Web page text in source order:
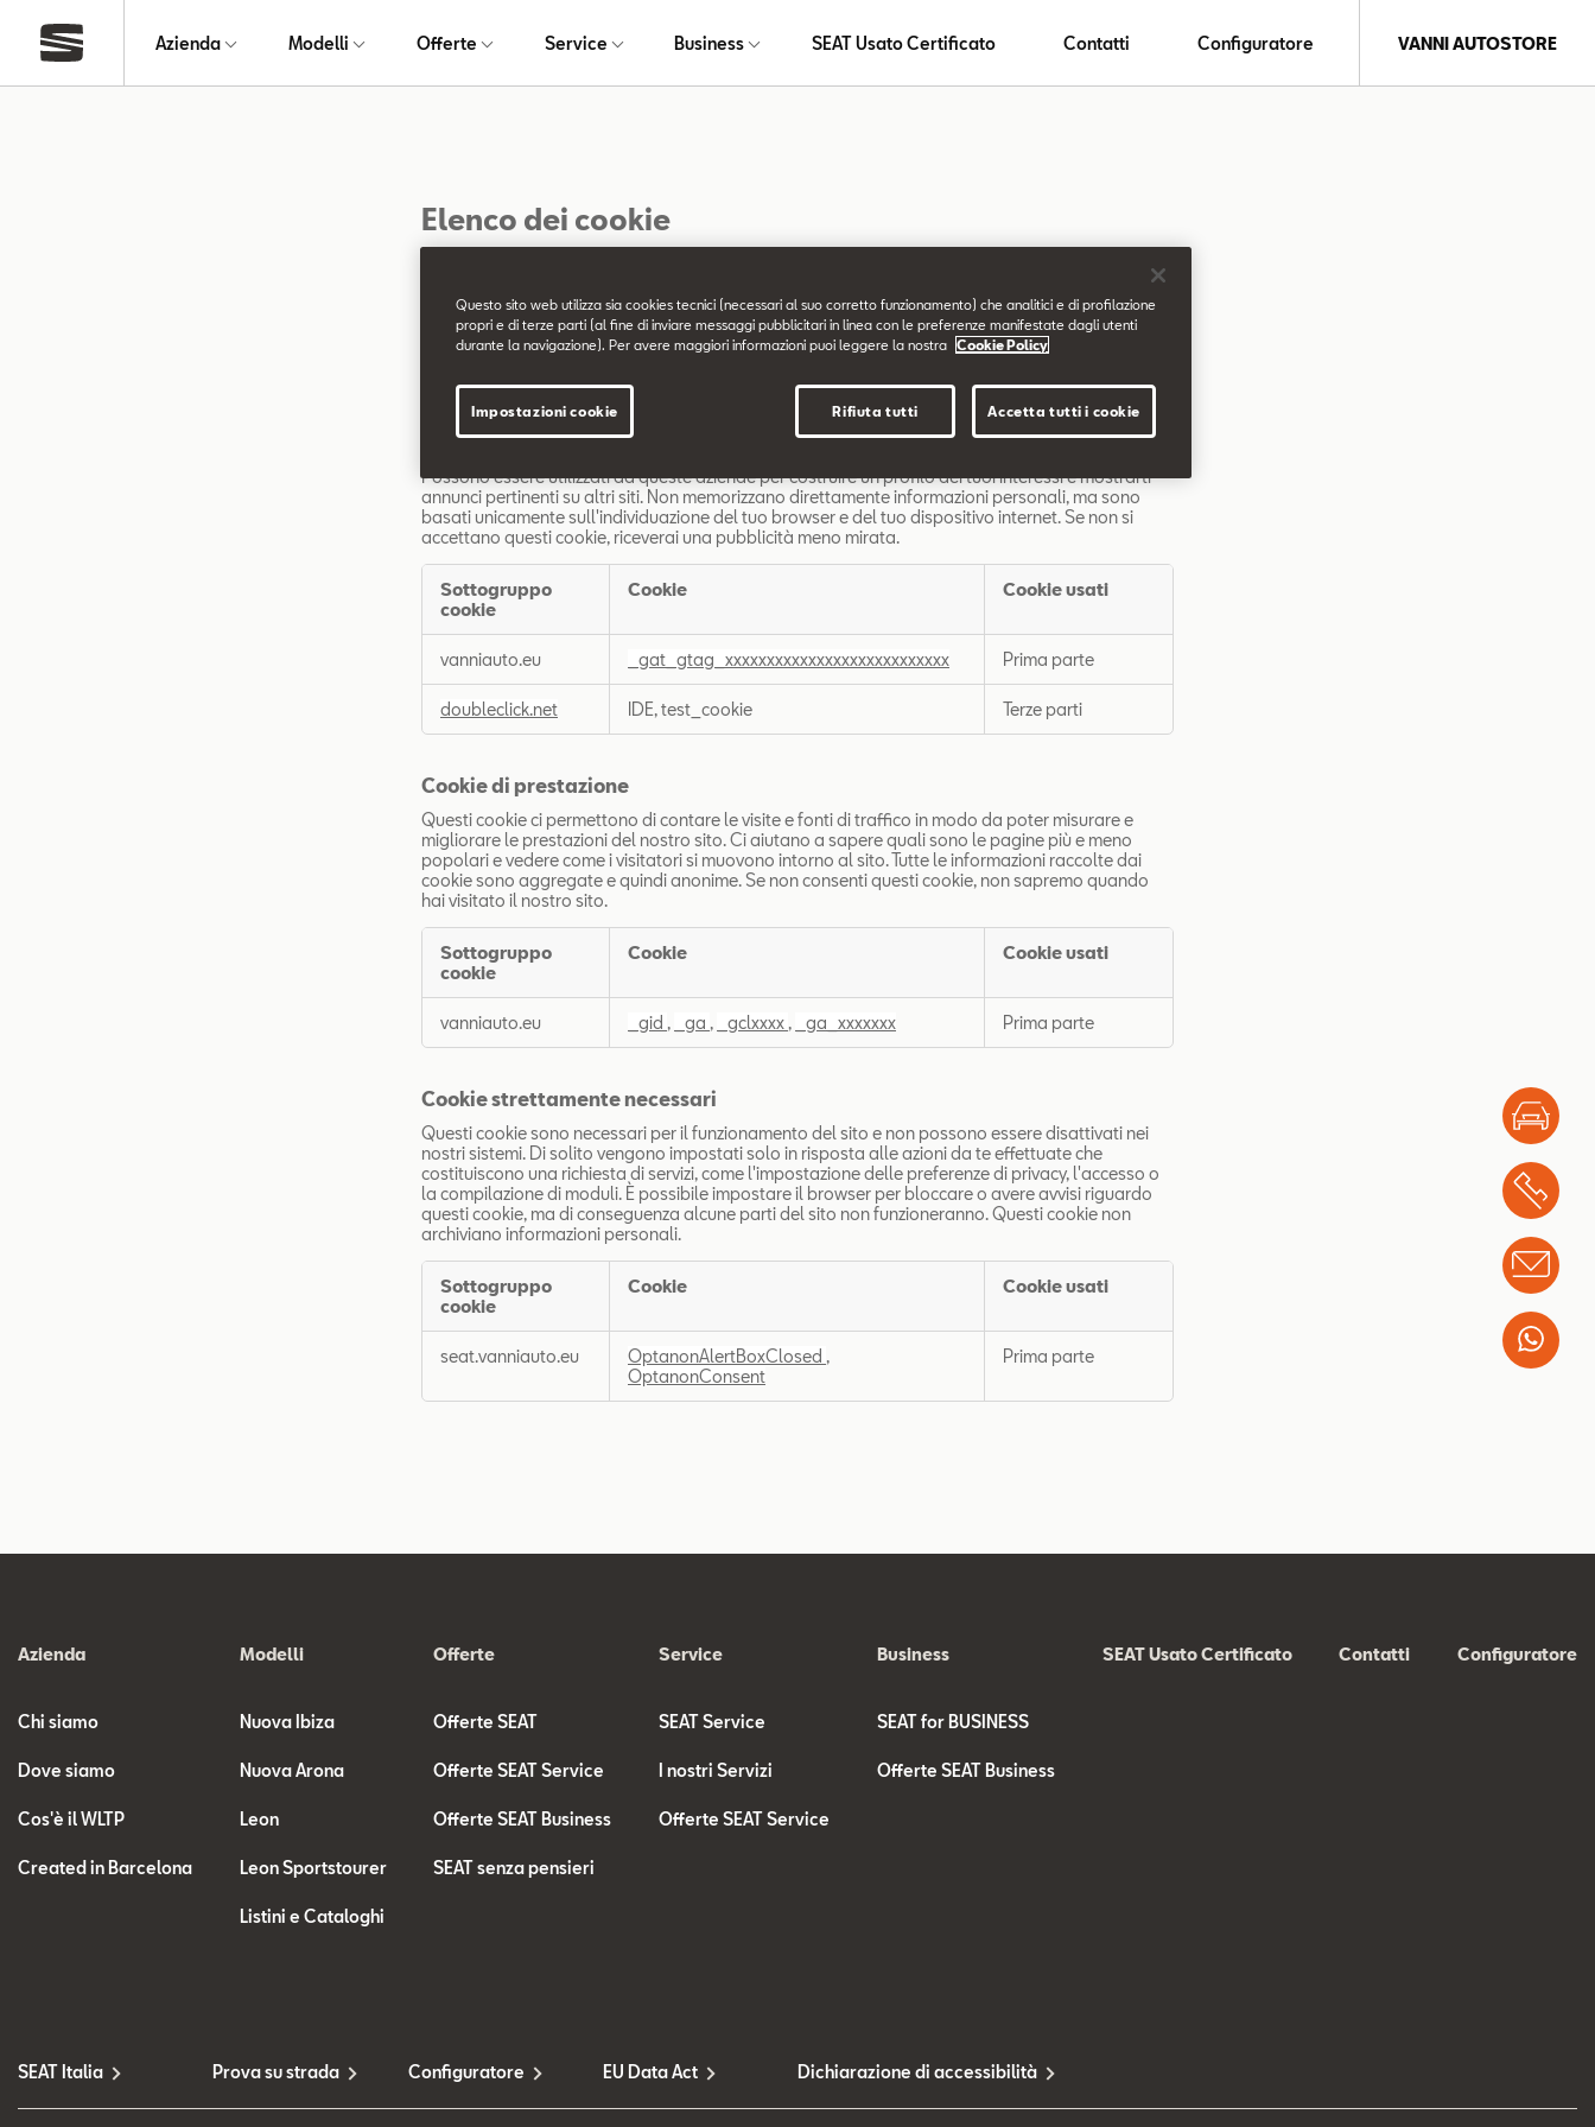
Azienda Modelli Offerte Service Business SEAT Usato Certificato Contatti Configuratore VANNI AUTOSTORE
Elenco dei cookie
chiede al browser di memorizzare sul dispositivo per ricordare le sue informazioni, quali la lingua
preferita o i dati di accesso. Questi cookie sono da noi impostati e denominati cookie di prima
parte. Utilizziamo inoltre cookie di terza parte - ovvero i cookie di un dominio diverso da quello del
utilizziamo i cookie e altre tecnologie di tracciamento per i seguenti scopi:
Cookie per pubblicità mirata
Possono essere utilizzati da queste aziende per costruire un profilo dei tuoi interessi e mostrarti
annunci pertinenti su altri siti. Non memorizzano direttamente informazioni personali, ma sono
basati unicamente sull'individuazione del tuo browser e del tuo dispositivo internet. Se non si
accettano questi cookie, riceverai una pubblicità meno mirata.
per
pubblicità
mirata
Sottogruppo
cookie
Cookie Cookie usati
vanniauto.eu _gat_gtag_xxxxxxxxxxxxxxxxxxxxxxxxxxx Prima parte
doubleclick.net IDE, test_cookie Terze parti
Cookie di prestazione
Questi cookie ci permettono di contare le visite e fonti di traffico in modo da poter misurare e
migliorare le prestazioni del nostro sito. Ci aiutano a sapere quali sono le pagine più e meno
popolari e vedere come i visitatori si muovono intorno al sito. Tutte le informazioni raccolte dai
cookie sono aggregate e quindi anonime. Se non consenti questi cookie, non sapremo quando
hai visitato il nostro sito.
prestazione
Sottogruppo
cookie
Cookie Cookie usati
vanniauto.eu _gid , _ga , _gclxxxx , _ga_xxxxxxx Prima parte
Cookie strettamente necessari
Questi cookie sono necessari per il funzionamento del sito e non possono essere disattivati ​​nei
nostri sistemi. Di solito vengono impostati solo in risposta alle azioni da te effettuate che
costituiscono una richiesta di servizi, come l'impostazione delle preferenze di privacy, l'accesso o
la compilazione di moduli. È possibile impostare il browser per bloccare o avere avvisi riguardo
questi cookie, ma di conseguenza alcune parti del sito non funzioneranno. Questi cookie non
archiviano informazioni personali.
strettamente
Sottogruppo
cookie
Cookie Cookie usati
seat.vanniauto.eu OptanonAlertBoxClosed ,
OptanonConsent
Prima parte
Azienda
Chi siamo
Dove siamo
Cos'è il WLTP
Created in Barcelona
Modelli
Nuova Ibiza
Nuova Arona
Leon
Leon Sportstourer
Listini e Cataloghi
Offerte
Offerte SEAT
Offerte SEAT Service
Offerte SEAT Business
SEAT senza pensieri
Service
SEAT Service
I nostri Servizi
Offerte SEAT Service
Business
SEAT for BUSINESS
Offerte SEAT Business
SEAT Usato Certificato Contatti Configuratore
SEAT Italia Prova su strada Configuratore EU Data Act Dichiarazione di accessibilità
Questo sito web utilizza sia cookies tecnici (necessari al suo corretto funzionamento) che analitici e di profilazione
propri e di terze parti (al fine di inviare messaggi pubblicitari in linea con le preferenze manifestate dagli utenti
durante la navigazione). Per avere maggiori informazioni puoi leggere la nostra
Cookie Policy
Rifiuta tutti Accetta tutti i cookie
Impostazioni cookie